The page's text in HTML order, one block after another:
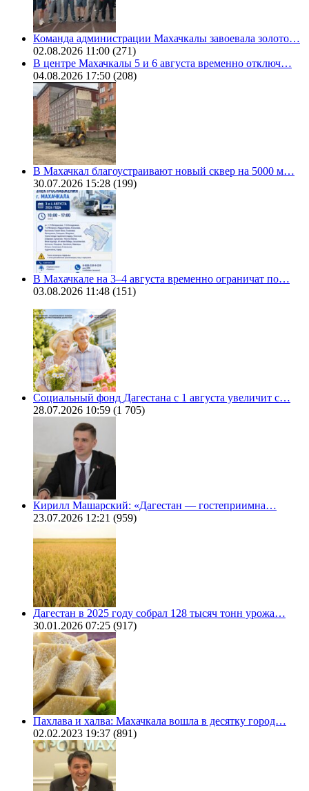
Команда администрации Махачкалы завоевала золото…
02.08.2026 11:00 (271)
В центре Махачкалы 5 и 6 августа временно отключ…
04.08.2026 17:50 (208)
В Махачкал благоустраивают новый сквер на 5000 м…
30.07.2026 15:28 (199)
В Махачкале на 3–4 августа временно ограничат по…
03.08.2026 11:48 (151)
Социальный фонд Дагестана с 1 августа увеличит с…
28.07.2026 10:59 (1 705)
Кирилл Машарский: «Дагестан — гостеприимна…
23.07.2026 12:21 (959)
Дагестан в 2025 году собрал 128 тысяч тонн урожа…
30.01.2026 07:25 (917)
Пахлава и халва: Махачкала вошла в десятку город…
02.02.2023 19:37 (891)